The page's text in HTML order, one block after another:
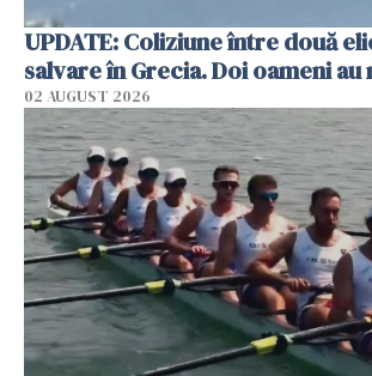
UPDATE: Coliziune între două
salvare în Grecia. Doi oameni
02 AUGUST 2026